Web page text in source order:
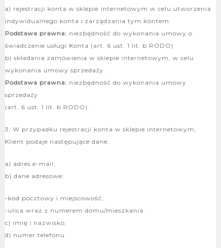
a) rejestracji konta w sklepie internetowym w celu utworzenia
indywidualnego konta i zarządzania tym kontem.
Podstawa prawna: niezbędność do wykonania umowy o
świadczenie usługi Konta (art. 6 ust. 1 lit. b RODO)
b) składania zamówienia w sklepie internetowym, w celu
wykonania umowy sprzedaży.
Podstawa prawna: niezbędność do wykonania umowy
sprzedaży
(art. 6 ust. 1 lit. b RODO).
3. W przypadku rejestracji konta w sklepie internetowym,
Klient podaje następujące dane:
a) adres e-mail;
b) dane adresowe:
-kod pocztowy i miejscowość;
-ulica wraz z numerem domu/mieszkania.
c) imię i nazwisko;
d) numer telefonu.